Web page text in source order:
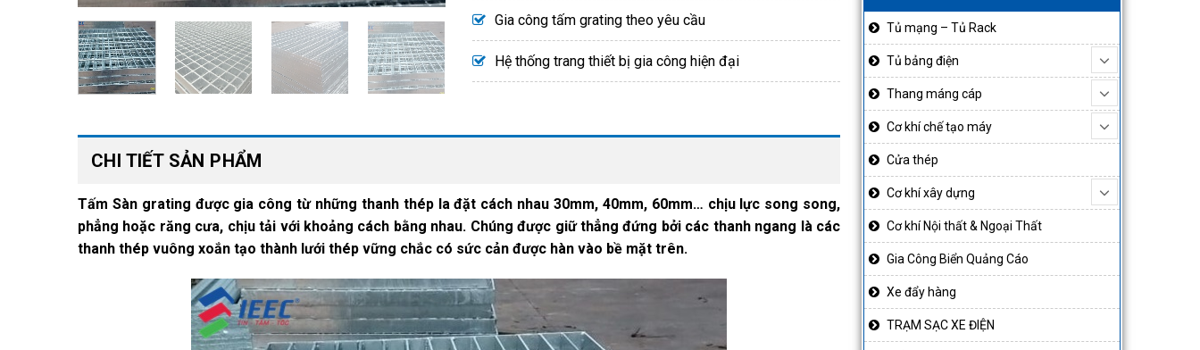
Tủ mạng – Tủ Rack
Tủ bảng điện
Thang máng cáp
Cơ khí chế tạo máy
Cửa thép
Cơ khí xây dựng
Cơ khí Nội thất & Ngoại Thất
Gia Công Biển Quảng Cáo
Xe đẩy hàng
TRẠM SẠC XE ĐIỆN
Gia công tấm grating theo yêu cầu
Hệ thống trang thiết bị gia công hiện đại
CHI TIẾT SẢN PHẨM
Tấm Sàn grating được gia công từ những thanh thép la đặt cách nhau 30mm, 40mm, 60mm… chịu lực song song,
phẳng hoặc răng cưa, chịu tải với khoảng cách bằng nhau. Chúng được giữ thẳng đứng bởi các thanh ngang là các
thanh thép vuông xoắn tạo thành lưới thép vững chắc có sức cản được hàn vào bề mặt trên.